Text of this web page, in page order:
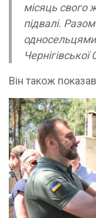
місяць свого
підвалі.
Він також